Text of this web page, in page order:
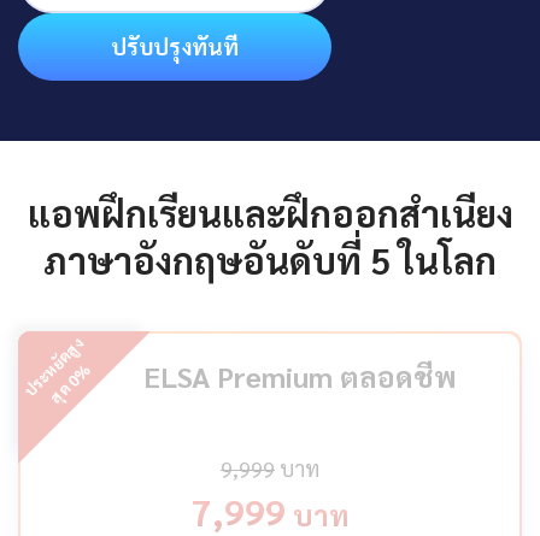
ปรับปรุงทันที
แอพฝึกเรียนและฝึกออกสำเนียง
ภาษาอังกฤษอันดับที่ 5 ในโลก
ป
ร
ะ
ห
ยั
ด
สู
ง
สุ
ด
0
% ELSA Premium ตลอดชีพ
9,999 บาท
7,999 บาท